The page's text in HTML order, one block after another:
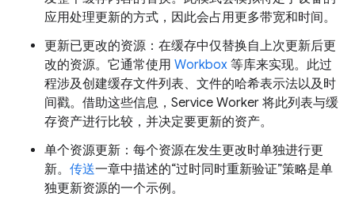
应用处理更新的方式，因此会占用更多带宽和时间。
更新已更改的资源：在缓存中仅替换自上次更新后更
改的资源。它通常使用 Workbox 等库来实现。此过
程涉及创建缓存文件列表、文件的哈希表示法以及时
间戳。借助这些信息，Service Worker 将此列表与缓
存资产进行比较，并决定要更新的资产。
单个资源更新：每个资源在发生更改时单独进行更
新。 传送一章中描述的“过时同时重新验证”策略是单
独更新资源的一个示例。